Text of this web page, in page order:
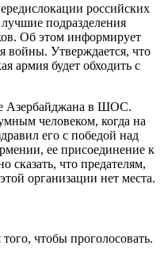
российских
подразделения
Об этом информирует
войны. Утверждается, что
армия будет обходить с
Азербайджана в ШОС.
человеком, когда на
его с победой над
ее присоединение к
что предателям,
организации нет места.
того, чтобы проголосовать.